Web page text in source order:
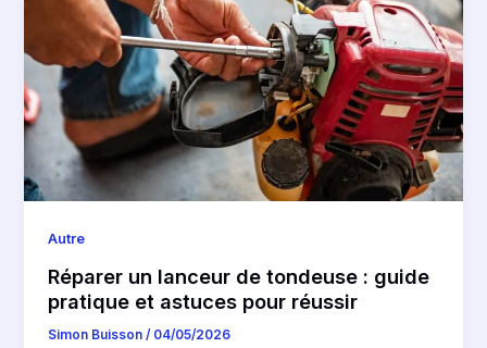
Autre
Réparer un lanceur de tondeuse : guide
pratique et astuces pour réussir
Simon Buisson/ 04/05/2026